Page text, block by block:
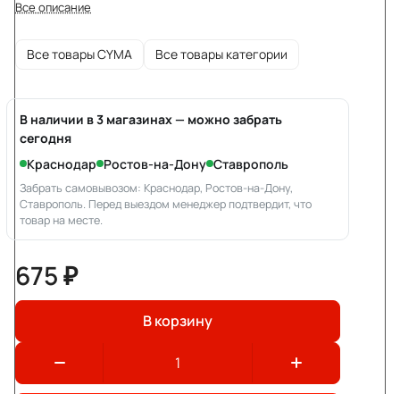
Все описание
Все товары CYMA Все товары категории
В наличии в 3 магазинах — можно забрать
сегодня
Краснодар Ростов-на-Дону Ставрополь
Забрать самовывозом: Краснодар, Ростов-на-Дону,
Ставрополь. Перед выездом менеджер подтвердит, что
товар на месте.
675 ₽
В корзину